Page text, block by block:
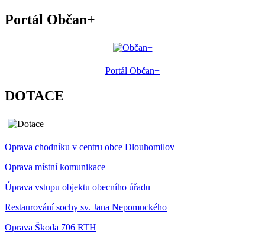
Portál Občan+
Portál Občan+
DOTACE
Oprava chodníku v centru obce Dlouhomilov
Oprava místní komunikace
Úprava vstupu objektu obecního úřadu
Restaurování sochy sv. Jana Nepomuckého
Oprava Škoda 706 RTH